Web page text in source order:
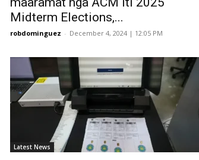
Midterm Elections,...
robdominguez - December 4, 2024 | 12:05 PM
Latest News